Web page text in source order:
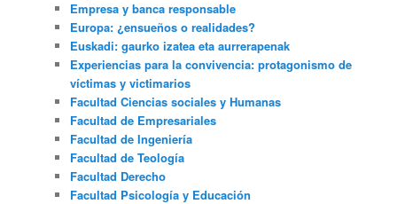
Empresa y banca responsable
Europa: ¿ensueños o realidades?
Euskadi: gaurko izatea eta aurrerapenak
Experiencias para la convivencia: protagonismo de
víctimas y victimarios
Facultad Ciencias sociales y Humanas
Facultad de Empresariales
Facultad de Ingeniería
Facultad de Teología
Facultad Derecho
Facultad Psicología y Educación